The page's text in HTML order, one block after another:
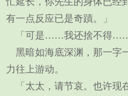
有一点反应已是奇蹟。」
「可是……我还捨不得
黑暗如海底深渊，那一字
力往上游动。
「太太，请节哀。也许现